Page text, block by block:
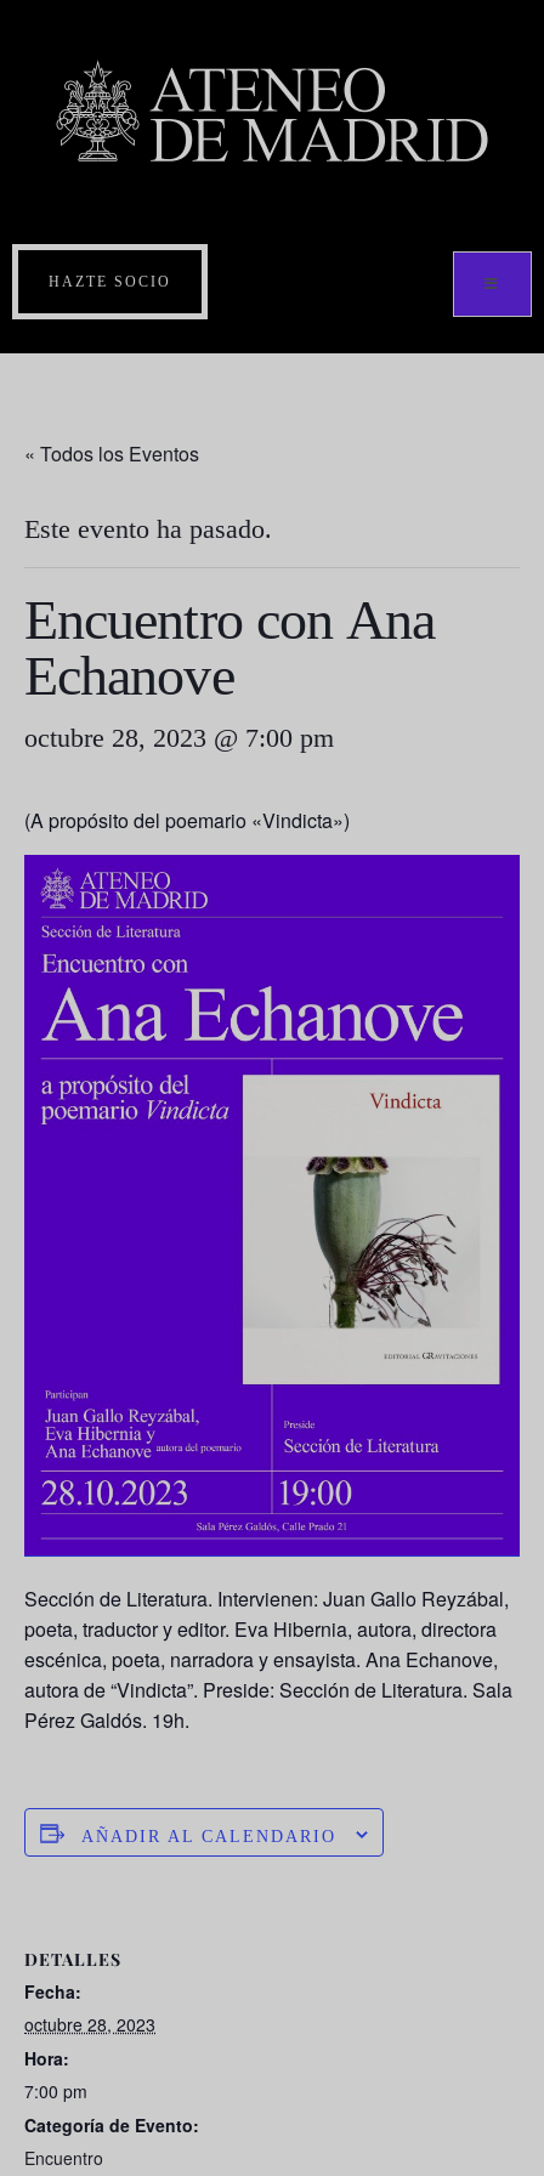
HAZTE SOCIO
« Todos los Eventos
Este evento ha pasado.
Encuentro con Ana
Echanove
octubre 28, 2023 @ 7:00 pm
(A propósito del poemario «Vindicta»)
Sección de Literatura. Intervienen: Juan Gallo Reyzábal,
poeta, traductor y editor. Eva Hibernia, autora, directora
escénica, poeta, narradora y ensayista. Ana Echanove,
autora de “Vindicta”. Preside: Sección de Literatura. Sala
Pérez Galdós. 19h.
AÑADIR AL CALENDARIO
DETALLES
Fecha:
octubre 28, 2023
Hora:
7:00 pm
Categoría de Evento:
Encuentro